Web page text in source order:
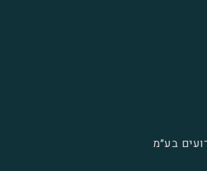
בע״מ